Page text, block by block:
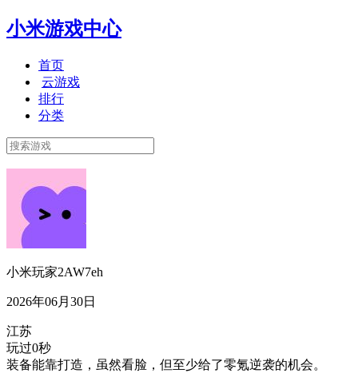
小米游戏中心
首页
云游戏
排行
分类
小米玩家2AW7eh
2026年06月30日
江苏
玩过0秒
装备能靠打造，虽然看脸，但至少给了零氪逆袭的机会。